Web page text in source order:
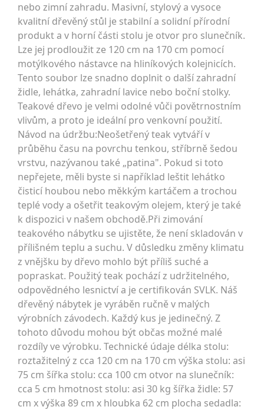
nebo zimní zahradu. Masivní, stylový a vysoce
kvalitní dřevěný stůl je stabilní a solidní přírodní
produkt a v horní části stolu je otvor pro slunečník.
Lze jej prodloužit ze 120 cm na 170 cm pomocí
motýlkového nástavce na hliníkových kolejnicích.
Tento soubor lze snadno doplnit o další zahradní
židle, lehátka, zahradní lavice nebo boční stolky.
Teakové dřevo je velmi odolné vůči povětrnostním
vlivům, a proto je ideální pro venkovní použití.
Návod na údržbu:Neošetřený teak vytváří v
průběhu času na povrchu tenkou, stříbrně šedou
vrstvu, nazývanou také „patina". Pokud si toto
nepřejete, měli byste si například leštit lehátko
čisticí houbou nebo měkkým kartáčem a trochou
teplé vody a ošetřit teakovým olejem, který je také
k dispozici v našem obchodě.Při zimování
teakového nábytku se ujistěte, že není skladován v
přílišném teplu a suchu. V důsledku změny klimatu
z vnějšku by dřevo mohlo být příliš suché a
popraskat. Použitý teak pochází z udržitelného,
odpovědného lesnictví a je certifikován SVLK. Náš
dřevěný nábytek je vyráběn ručně v malých
výrobních závodech. Každý kus je jedinečný. Z
tohoto důvodu mohou být občas možné malé
rozdíly ve výrobku. Technické údaje délka stolu:
roztažitelný z cca 120 cm na 170 cm výška stolu: asi
75 cm šířka stolu: cca 100 cm otvor na slunečník:
cca 5 cm hmotnost stolu: asi 30 kg šířka židle: 57
cm x výška 89 cm x hloubka 62 cm plocha sedadla: